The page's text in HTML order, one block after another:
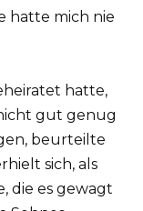
hatte mich nie
hatte,
gut genug
beurteilte
sich, als
die es gewagt